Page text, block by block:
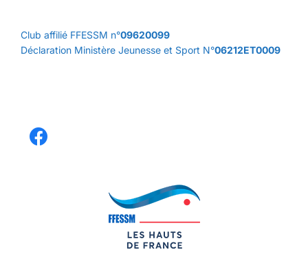
Club affilié FFESSM n°09620099
Déclaration Ministère Jeunesse et Sport N°06212ET0009